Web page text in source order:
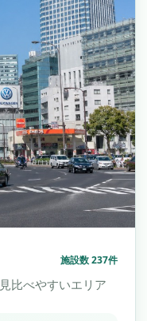
施設数 237件
比べやすいエリア